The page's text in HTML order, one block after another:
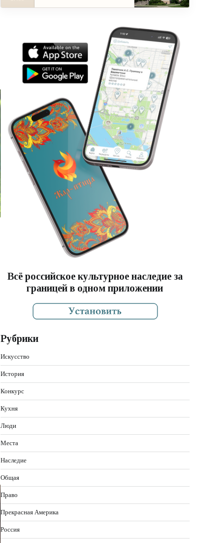
Александро-
Всё российское культурное наследие за
границей в одном приложении
Рубрики
Искусство
История
Конкурс
Кухня
Люди
Места
Наследие
Общая
Право
Прекрасная Америка
Россия